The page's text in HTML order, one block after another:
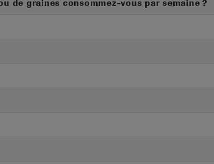
de graines consommez-vous par semaine ?